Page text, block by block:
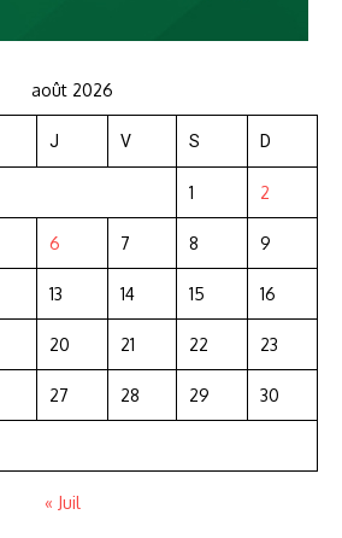
août 2026
J V S D
1 2
6 7 8 9
13 14 15 16
20 21 22 23
27 28 29 30
« Juil